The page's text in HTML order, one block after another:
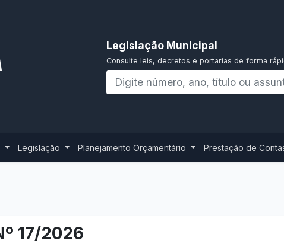
Legislação Municipal
Consulte leis, decretos e portarias de forma
Legislação Planejamento Orçamentário Prestação de
17/2026